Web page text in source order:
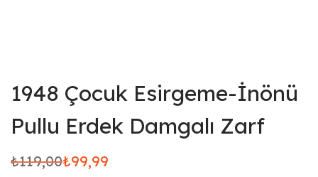
1948 Çocuk Esirgeme-İnönü
Pullu Erdek Damgalı Zarf
₺119,00
Orijinal
₺99,99
Şu